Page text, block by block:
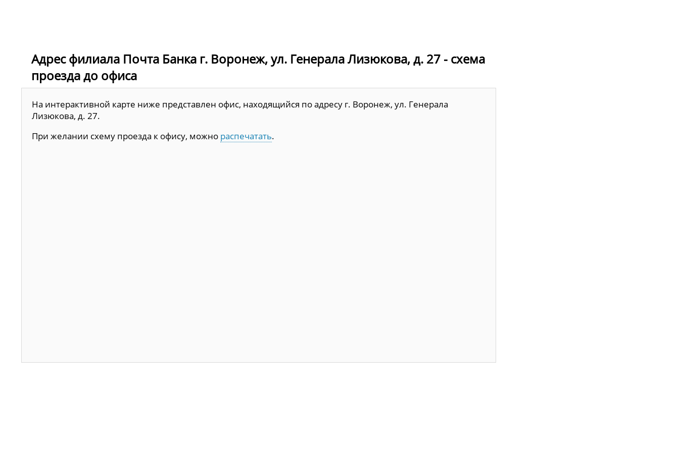
Адрес филиала Почта Банка г. Воронеж, ул. Генерала Лизюкова, д. 27 - схема
проезда до офиса
На интерактивной карте ниже представлен офис, находящийся по адресу г. Воронеж, ул. Генерала
Лизюкова, д. 27.
При желании схему проезда к офису, можно распечатать.